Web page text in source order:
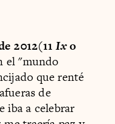
2012(11Ixo
el "mundo
que renté
de
iba a celebrar